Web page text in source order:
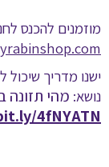
מוזמנים להכנס
ישנו מדריך
נושא: מהי תזונה
4fNYATN